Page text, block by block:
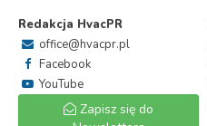
Redakcja HvacPR
office@hvacpr.pl
Facebook
YouTube
Zapisz się do